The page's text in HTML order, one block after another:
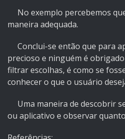
No exemplo percebemos
maneira adequada.
Conclui-se então que para
precioso e ninguém é
filtrar escolhas, é como se
conhecer o que o usuário
Uma maneira de descobrir
ou aplicativo e observar